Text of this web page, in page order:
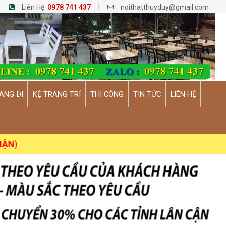
Liên Hệ: 0978 741 437 noithatthuyduy@gmail.com
ĐI KỆ TRANG TRÍ THI CÔNG TIN TỨC LIÊN HỆ